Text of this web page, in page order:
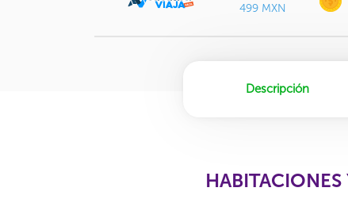
499 MXN
Descripción